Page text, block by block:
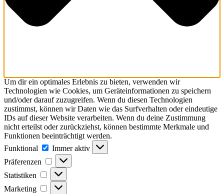
Um dir ein optimales Erlebnis zu bieten, verwenden wir
Technologien wie Cookies, um Geräteinformationen zu speichern
und/oder darauf zuzugreifen. Wenn du diesen Technologien
zustimmst, können wir Daten wie das Surfverhalten oder eindeutige
IDs auf dieser Website verarbeiten. Wenn du deine Zustimmung
nicht erteilst oder zurückziehst, können bestimmte Merkmale und
Funktionen beeinträchtigt werden.
Funktional
Funktional
Immer aktiv
Präferenzen
Präferenzen
Statistiken Statistiken
Marketing Marketing